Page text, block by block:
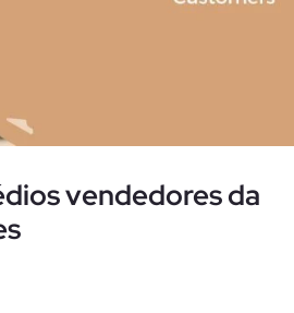
vendedores da